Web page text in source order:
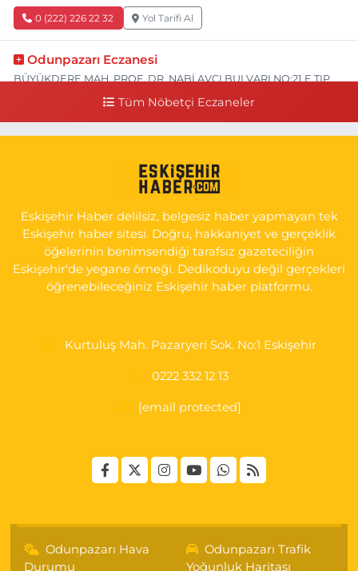
0 (222) 226 22 32 Yol Tarifi Al
Odunpazarı Eczanesi
BÜYÜKDERE MAH. PROF. DR. NABİ AVCI BULVARI NO:21 E TIP
YENİDOĞAN MH.ŞEHİT SERKAN ÖZAYDIN CD.8 B ESKİ DEVLET
0 (222) 237 75 17 Yol Tarifi Al
Tüm Nöbetçi Eczaneler
Eskişehir Haber delilsiz, belgesiz haber yapmayan tek
Eskişehir haber sitesi. Doğru, hakkaniyet ve gerçeklik
öğelerinin benimsendiği tarafsız gazeteciliğin
Eskişehir'de yegane örneği. Dedikoduyu değil gerçekleri
öğrenebileceğiniz Eskişehir haber platformu.
Kurtuluş Mah. Pazaryeri Sok. No:1 Eskişehir
0222 332 12 13
[email protected]
Odunpazarı Hava
Durumu
Odunpazarı Trafik
Yoğunluk Haritası